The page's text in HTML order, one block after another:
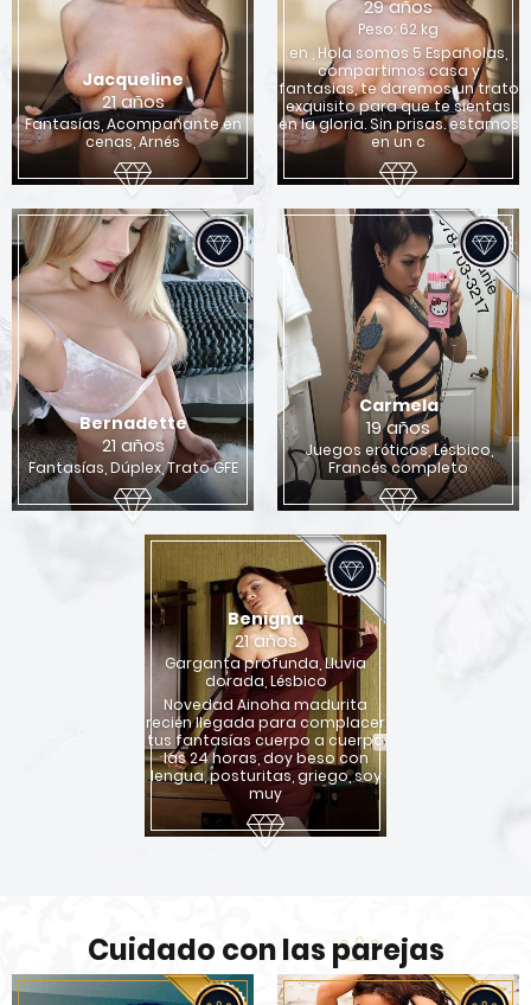
Jacqueline
21 años
Fantasías, Acompañante en
cenas, Arnés
29 años
Peso: 62 kg
en , Hola somos 5 Españolas,
compartimos casa y
fantasias, te daremos un trato
exquisito para que te sientas
en la gloria. Sin prisas. estamos
en un c
Bernadette
21 años
Fantasías, Dúplex, Trato GFE
Carmela
19 años
Juegos eróticos, Lésbico,
Francés completo
Benigna
21 años
Garganta profunda, Lluvia
dorada, Lésbico
Novedad Ainoha madurita
recién llegada para complacer
tus fantasías cuerpo a cuerpo
las 24 horas, doy beso con
lengua, posturitas, griego, soy
muy
Cuidado con las parejas